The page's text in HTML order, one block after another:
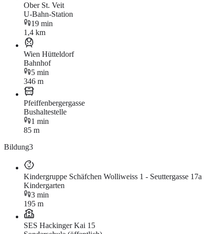
Ober St. Veit
U-Bahn-Station
19 min
1,4 km
Wien Hütteldorf
Bahnhof
5 min
346 m
Pfeiffenbergergasse
Bushaltestelle
1 min
85 m
Bildung3
Kindergruppe Schäfchen Wolliweiss 1 - Seuttergasse 17a
Kindergarten
3 min
195 m
SES Hackinger Kai 15